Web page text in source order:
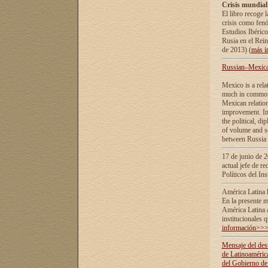
Crisis
El libro recoge
crisis como
Estudios
Rusia en el
de 2013) (más
Mexico is a
much in
Mexican
improvement.
the political,
of volume and
between
17 de junio de
actual jefe de
Políticos del
América Latina
En la presente
América Latina
institucionales
información>>>
Mensaje del
de
del Gobierno